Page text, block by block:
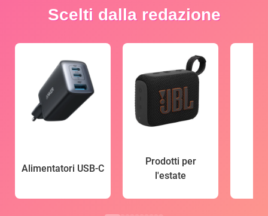
Scelti dalla redazione
Alimentatori USB-C
Prodotti per
l'estate